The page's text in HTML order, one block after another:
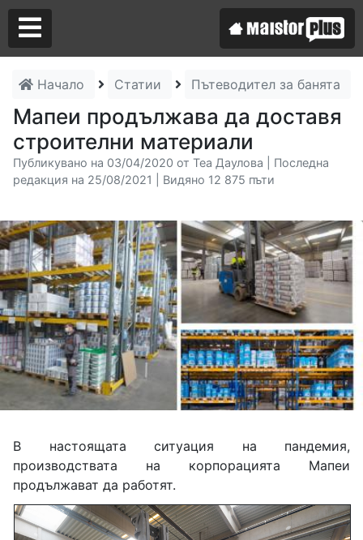
Начало Статии Пътеводител за банята
Мапеи продължава да доставя
строителни материали
Публикувано на 03/04/2020 от Теа Даулова | Последна
редакция на 25/08/2021 | Видяно 12 875 пъти
В настоящата ситуация на пандемия,
производствата на корпорацията Мапеи
продължават да работят.
Аз съм майстор
Търся майстор